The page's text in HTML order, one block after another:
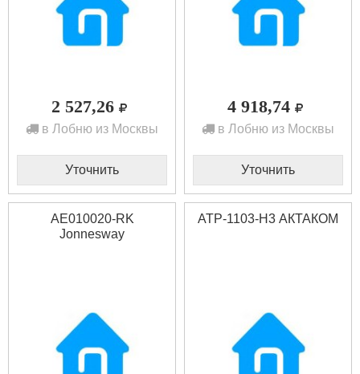
2 527,26
в Лобню из Москвы
Уточнить
4 918,74
в Лобню из Москвы
Уточнить
AE010020-RK
Jonnesway
АТР-1103-Н3 АКТАКОМ